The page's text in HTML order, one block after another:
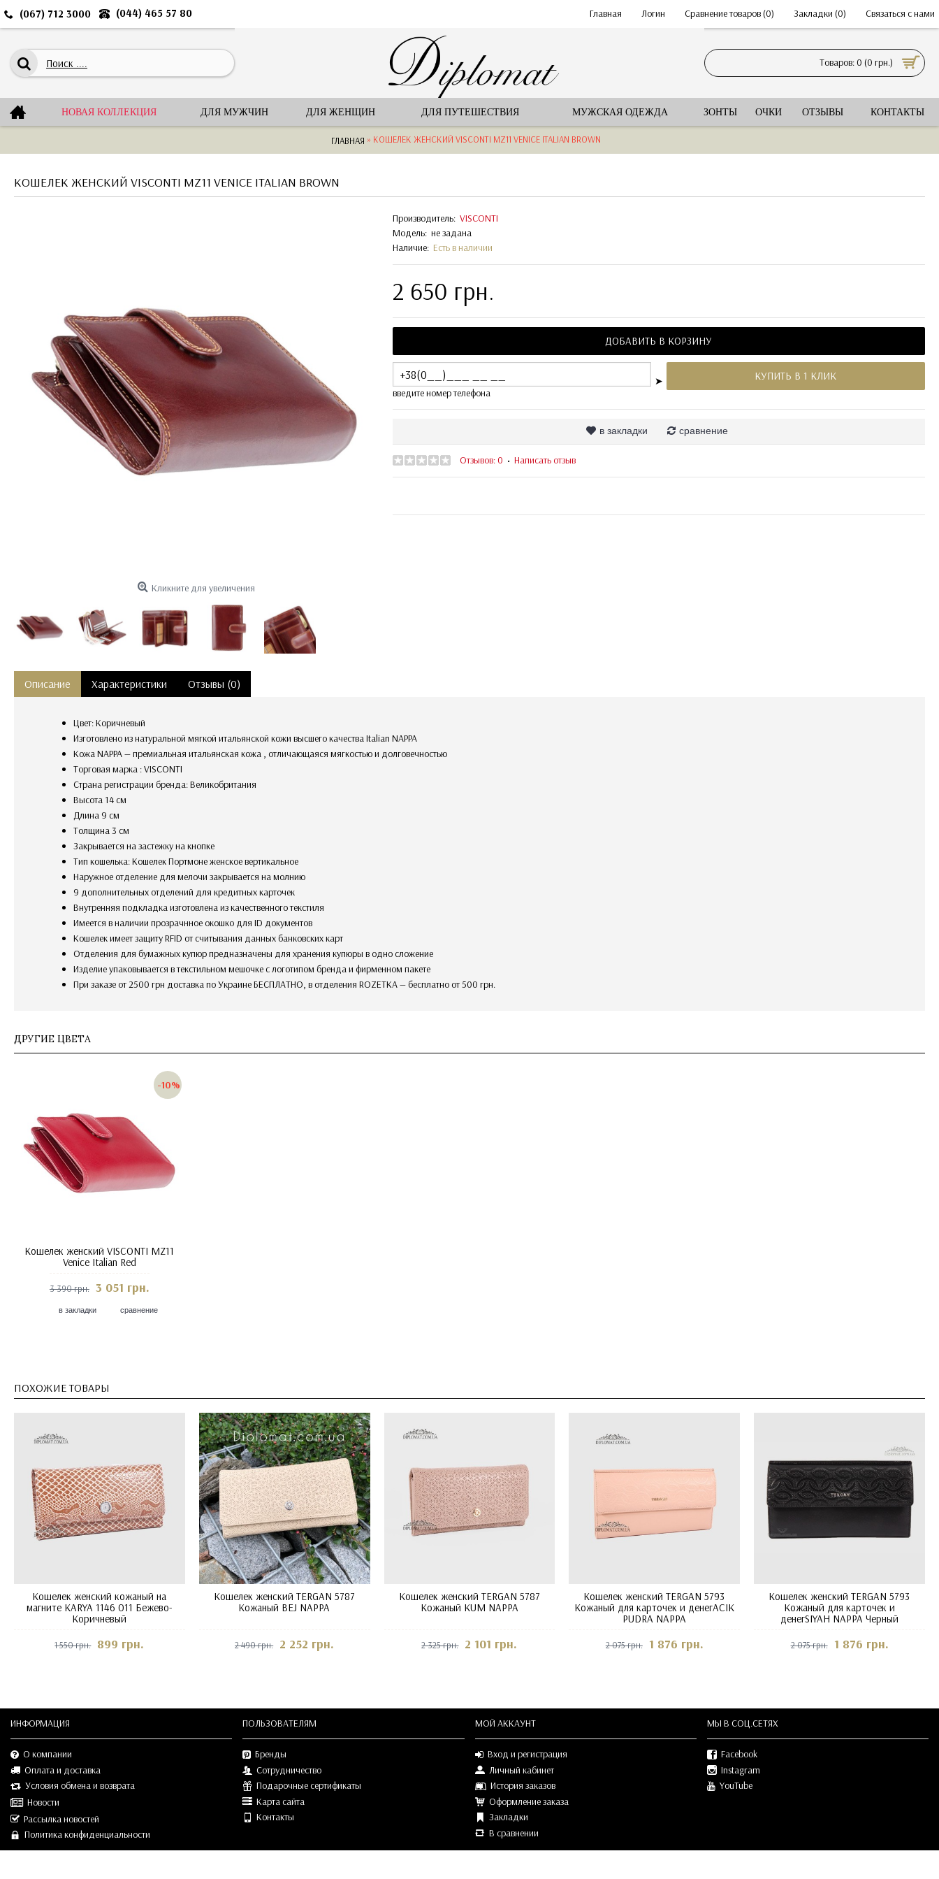
(067) 712 3000 (044) 465 57 80 Главная Логин Сравнение товаров (0) Закладки (0) Связаться с нами
Товаров: 0 (0 грн.)
НОВАЯ КОЛЛЕКЦИЯ ДЛЯ МУЖЧИН ДЛЯ ЖЕНЩИН ДЛЯ ПУТЕШЕСТВИЯ МУЖСКАЯ ОДЕЖДА ЗОНТЫ ОЧКИ ОТЗЫВЫ КОНТАКТЫ
ГЛАВНАЯ » КОШЕЛЕК ЖЕНСКИЙ VISCONTI MZ11 VENICE ITALIAN BROWN
КОШЕЛЕК ЖЕНСКИЙ VISCONTI MZ11 VENICE ITALIAN BROWN
Кликните для увеличения
Производитель: VISCONTI
Модель: не задана
Наличие: Есть в наличии
2 650 грн.
ДОБАВИТЬ В КОРЗИНУ
введите номер телефона
➤ КУПИТЬ В 1 КЛИК
в закладки сравнение
Отзывов: 0 • Написать отзыв
Описание Характеристики Отзывы (0)
Цвет: Коричневый
Изготовлено из натуральной мягкой итальянской кожи высшего качества Italian NAPPA
Кожа NAPPA — премиальная итальянская кожа , отличающаяся мягкостью и долговечностью
Торговая марка : VISCONTI
Страна регистрации бренда: Великобритания
Высота 14 см
Длина 9 см
Толщина 3 см
закрывается на застежку на кнопке
Тип кошелька: Кошелек Портмоне женское вертикальное
наружное отделение для мелочи закрывается на молнию
9 дополнительных отделений для кредитных карточек
внутренняя подкладка изготовлена из качественного текстиля
имеется в наличии прозрачнное окошко для ID документов
кошелек имеет защиту RFID от считывания данных банковских карт
отделения для бумажных купюр предназначены для хранения купюры в одно сложение
изделие упаковывается в текстильном мешочке с логотипом бренда и фирменном пакете
При заказе от 2500 грн доставка по Украине БЕСПЛАТНО, в отделения ROZETKA — бесплатно от 500 грн.
ДРУГИЕ ЦВЕТА
-10%
Кошелек женский VISCONTI MZ11
Venice Italian Red
3 390 грн. 3 051 грн.
в закладки сравнение
ПОХОЖИЕ ТОВАРЫ
Кошелек женский кожаный на
магните KARYA 1146 011 Бежево-
Коричневый
1 550 грн. 899 грн.
Кошелек женский TERGAN 5787
Кожаный BEJ NAPPA
2 490 грн. 2 252 грн.
Кошелек женский TERGAN 5787
Кожаный KUM NAPPA
2 325 грн. 2 101 грн.
Кошелек женский TERGAN 5793
Кожаный для карточек и денегACIK
PUDRA NAPPA
2 075 грн. 1 876 грн.
Кошелек женский TERGAN 5793
Кожаный для карточек и
денегSIYAH NAPPA Черный
2 075 грн. 1 876 грн.
ИНФОРМАЦИЯ
О компании
Оплата и доставка
Условия обмена и возврата
Новости
Рассылка новостей
Политика конфиденциальности
ПОЛЬЗОВАТЕЛЯМ
Бренды
Сотрудничество
Подарочные сертификаты
Карта сайта
Контакты
МОЙ АККАУНТ
Вход и регистрация
Личный кабинет
История заказов
Оформление заказа
Закладки
В сравнении
МЫ В СOЦ.СЕТЯХ
Facebook
Instagram
YouTube